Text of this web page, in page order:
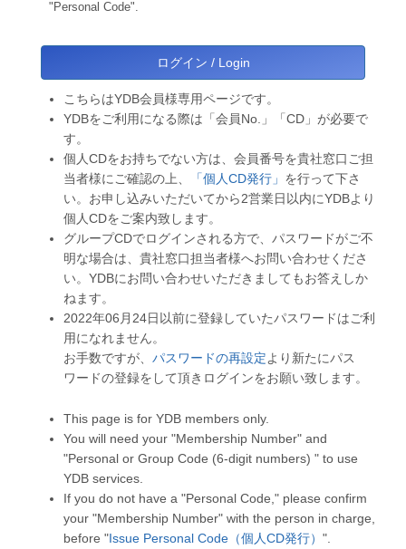
"Personal Code".
こちらはYDB会員様専用ページです。
YDBをご利用になる際は「会員No.」「CD」が必要で
す。
個人CDをお持ちでない方は、会員番号を貴社窓口ご担
当者様にご確認の上、
「個人CD発行」 を行って下さ
い。お申し込みいただいてから2営業日以内にYDBより
個人CDをご案内致します。
グループCDでログインされる方で、パスワードがご不
明な場合は、貴社窓口担当者様へお問い合わせくださ
い。YDBにお問い合わせいただきましてもお答えしか
ねます。
2022年06月24日以前に登録していたパスワードはご利
用になれません。
お手数ですが、 パスワードの再設定より新たにパス
ワードの登録をして頂きログインをお願い致します。
This page is for YDB members only.
You will need your "Membership Number" and
"Personal or Group Code (6-digit numbers) " to use
YDB services.
If you do not have a "Personal Code," please confirm
your "Membership Number" with the person in charge,
before "Issue Personal Code（個人CD発行） ".